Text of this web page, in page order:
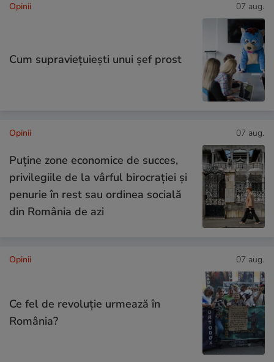
Opinii 07 aug.
Cum supraviețuiești unui șef prost
Opinii 07 aug.
Puține zone economice de succes,
privilegiile de la vârful birocrației și
penurie în rest sau ordinea socială
din România de azi
Opinii 07 aug.
Ce fel de revoluție urmează în
România?